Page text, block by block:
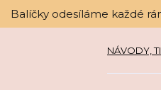
Balíčky odesíláme každé
NÁVODY,